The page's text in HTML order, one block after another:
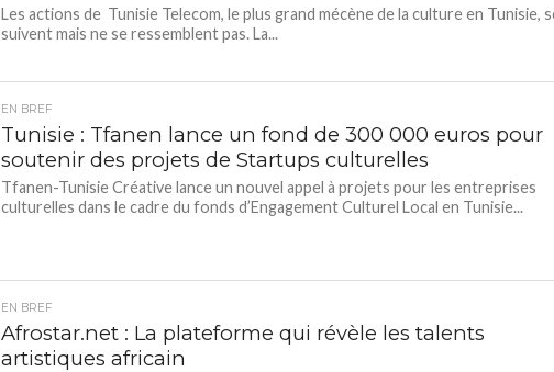
Les actions de Tunisie Telecom, le plus grand mécène de la culture en Tunisie,
suivent mais ne se ressemblent pas. La...
EN BREF
Tunisie : Tfanen lance un fond de 300 000 euros pour
soutenir des projets de Startups culturelles
Tfanen-Tunisie Créative lance un nouvel appel à projets pour les entreprises
culturelles dans le cadre du fonds d’Engagement Culturel Local en Tunisie...
EN BREF
Afrostar.net : La plateforme qui révèle les talents
artistiques africain